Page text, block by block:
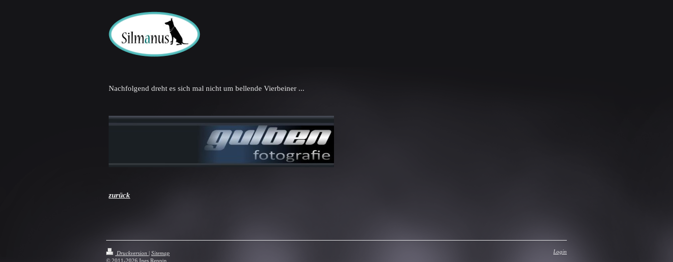
Nachfolgend dreht es sich mal nicht um bellende Vierbeiner ...
zurück
Druckversion | Sitemap
© 2011-2026 Ines Reppin
Login